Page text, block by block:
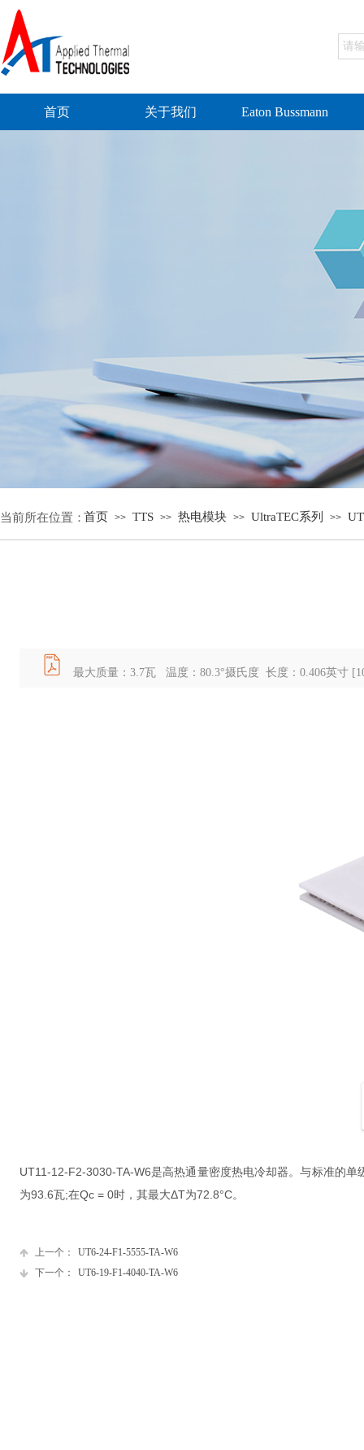
首页 关于我们 Eaton Bussmann
当前所在位置：首页 >> TTS >> 热电模块 >> UltraTEC系列 >>
最大质量：3.7瓦 温度：80.3°摄氏度 长度：0.406英寸
UT11-12-F2-3030-TA-W6是高热通量密度热电冷却器。与标准的单
为93.6瓦;在Qc = 0时，其最大ΔT为72.8°C。
上一个：
UT6-24-F1-5555-TA-W6
下一个：
UT6-19-F1-4040-TA-W6